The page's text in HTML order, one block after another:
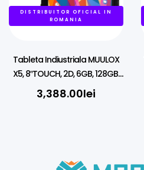
DISTRIBUITOR OFICIAL IN
ROMANIA
Tableta Indiustriala MUULOX
X5, 8″TOUCH, 2D, 6GB, 128GB,
WINDOWS 10/11
3,388.00lei